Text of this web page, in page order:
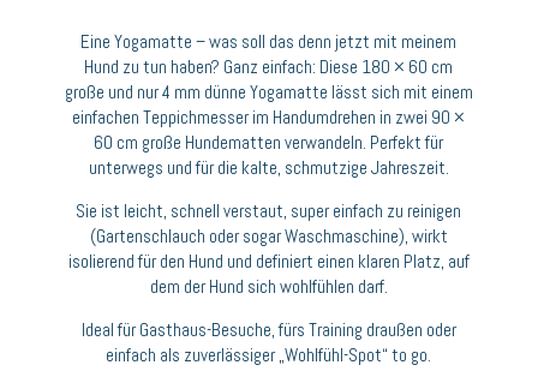
Eine Yogamatte – was soll das denn jetzt mit meinem
Hund zu tun haben? Ganz einfach: Diese 180 × 60 cm
große und nur 4 mm dünne Yogamatte lässt sich mit einem
einfachen Teppichmesser im Handumdrehen in zwei 90 ×
60 cm große Hundematten verwandeln. Perfekt für
unterwegs und für die kalte, schmutzige Jahreszeit.
Sie ist leicht, schnell verstaut, super einfach zu reinigen
(Gartenschlauch oder sogar Waschmaschine), wirkt
isolierend für den Hund und definiert einen klaren Platz, auf
dem der Hund sich wohlfühlen darf.
Ideal für Gasthaus-Besuche, fürs Training draußen oder
einfach als zuverlässiger „Wohlfühl-Spot“ to go.